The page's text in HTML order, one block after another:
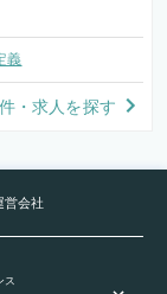
義
・求人を探す
営会社
ス